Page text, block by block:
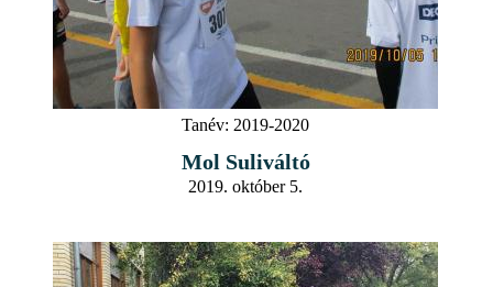
Tanév: 2019-2020
Mol Suliváltó
2019. október 5.